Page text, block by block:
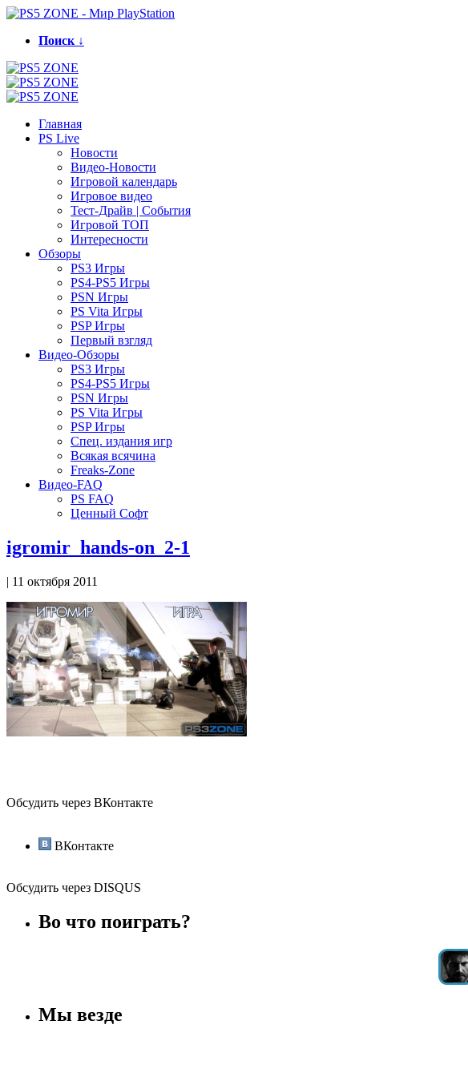
Поиск ↓
Главная
PS Live
Новости
Видео-Новости
Игровой календарь
Игровое видео
Тест-Драйв | События
Игровой ТОП
Интересности
Обзоры
PS3 Игры
PS4-PS5 Игры
PSN Игры
PS Vita Игры
PSP Игры
Первый взгляд
Видео-Обзоры
PS3 Игры
PS4-PS5 Игры
PSN Игры
PS Vita Игры
PSP Игры
Спец. издания игр
Всякая всячина
Freaks-Zone
Видео-FAQ
PS FAQ
Ценный Софт
igromir_hands-on_2-1
| 11 октября 2011
Обсудить через ВКонтакте
ВКонтакте
Обсудить через DISQUS
Во что поиграть?
Мы везде